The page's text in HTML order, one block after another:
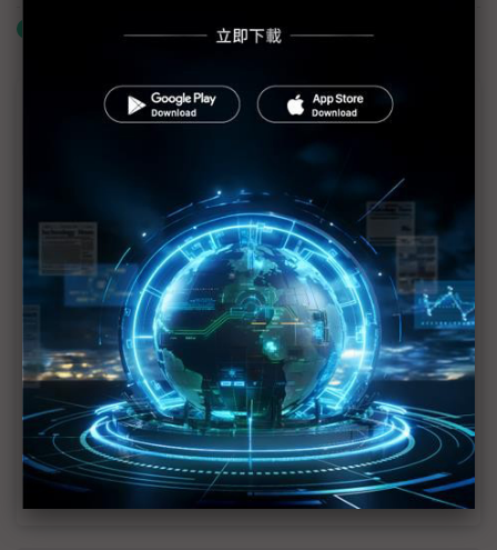
什麼是「關鍵字追蹤」
近７天熱門報導
MLCC訂單過熱、出貨比創高 村田示警全球AI基
2027全年記憶體產能提前售罄 買家「祕而不
宣」只怕買不夠
英特爾EMIB良率達標 聯發科第2代ASIC產品
2028準時量產
SpaceX晶片採購大轉向 Elon Musk捨超微全面
採用NVIDIA
光進銅退更明確？ 聯發科估SerDes 448G為銅
線「最終戰場」